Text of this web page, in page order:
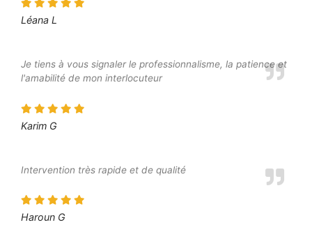
Léana L
Je tiens à vous signaler le professionnalisme, la patience et
l'amabilité de mon interlocuteur
Karim G
Intervention très rapide et de qualité
Haroun G